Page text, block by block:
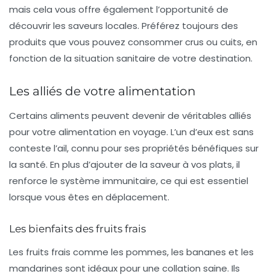
mais cela vous offre également l’opportunité de
découvrir les saveurs locales. Préférez toujours des
produits que vous pouvez consommer crus ou cuits, en
fonction de la situation sanitaire de votre destination.
Les alliés de votre alimentation
Certains aliments peuvent devenir de véritables alliés
pour votre alimentation en voyage. L’un d’eux est sans
conteste l’ail, connu pour ses propriétés bénéfiques sur
la santé. En plus d’ajouter de la saveur à vos plats, il
renforce le système immunitaire, ce qui est essentiel
lorsque vous êtes en déplacement.
Les bienfaits des fruits frais
Les fruits frais comme les pommes, les bananes et les
mandarines sont idéaux pour une collation saine. Ils